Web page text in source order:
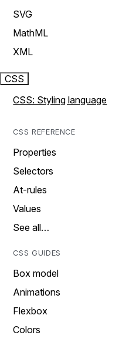
SVG
MathML
XML
CSS
CSS: Styling language
CSS REFERENCE
Properties
Selectors
At-rules
Values
See all…
CSS GUIDES
Box model
Animations
Flexbox
Colors